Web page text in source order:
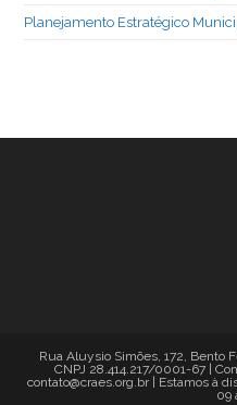
Planejamento Estratégico
Rua Aluysio Simões, 172, Bento
CNPJ 28.414.217/0001-67 |
contato@craes.org.br | Estamos à
09